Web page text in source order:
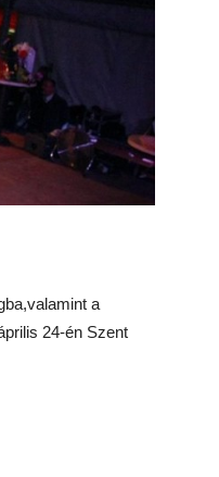
a
24-én Szent